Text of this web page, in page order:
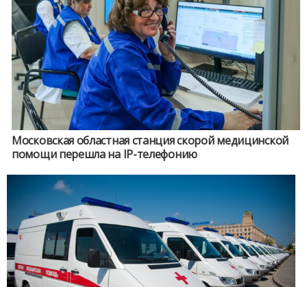
Московская областная станция скорой медицинской
помощи перешла на IP-телефонию